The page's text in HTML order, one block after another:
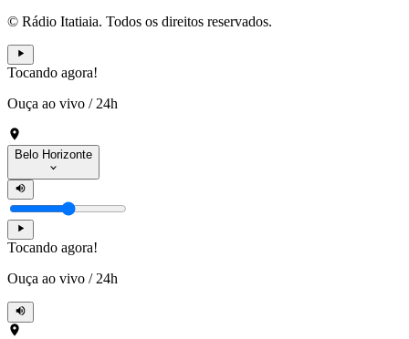
© Rádio Itatiaia. Todos os direitos reservados.
Tocando agora!
Ouça ao vivo / 24h
Belo Horizonte
Tocando agora!
Ouça ao vivo / 24h